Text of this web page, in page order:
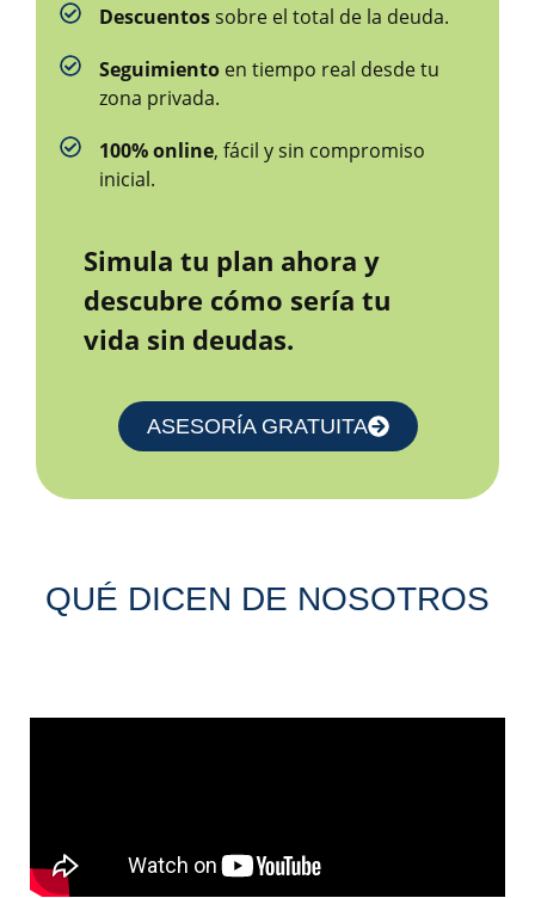
Descuentossobre el total de la deuda.
Seguimiento en tiempo real desde tu
zona privada.
100% online, fácil y sin compromiso
inicial.
Simula tu plan ahora y
descubre cómo sería tu
vida sin deudas.
ASESORÍA GRATUITA
QUÉ DICEN DE NOSOTROS